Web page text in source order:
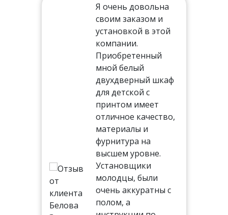
Я очень довольна
своим заказом и
установкой в этой
компании.
Приобретенный
мной белый
двухдверный шкаф
для детской с
принтом имеет
отличное качество,
материалы и
фурнитура на
высшем уровне.
Установщики
молодцы, были
очень аккуратны с
полом, а